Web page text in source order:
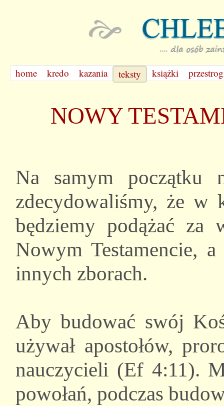
home kredo kazania teksty książki
NOWY
Na samym początku
zdecydowaliśmy, że w
będziemy podążać za
Nowym Testamencie,
innych zborach.
Aby budować swój
używał apostołów,
nauczycieli (Ef 4:11).
powołań, podczas